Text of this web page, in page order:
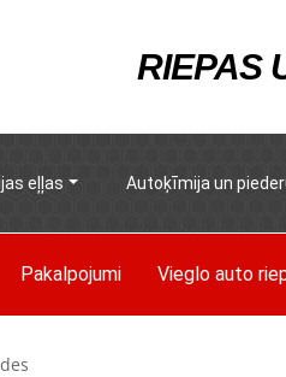
RIEPAS
eļļas Autoķīmija un
Pakalpojumi Vieglo auto